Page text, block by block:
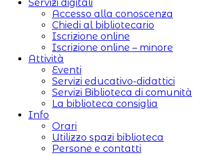
Servizi digitali
Accesso alla conoscenza
Chiedi al bibliotecario
Iscrizione online
Iscrizione online – minore
Attività
Eventi
Servizi educativo-didattici
Servizi Biblioteca di comunità
La biblioteca consiglia
Info
Orari
Utilizzo spazi biblioteca
Persone e contatti